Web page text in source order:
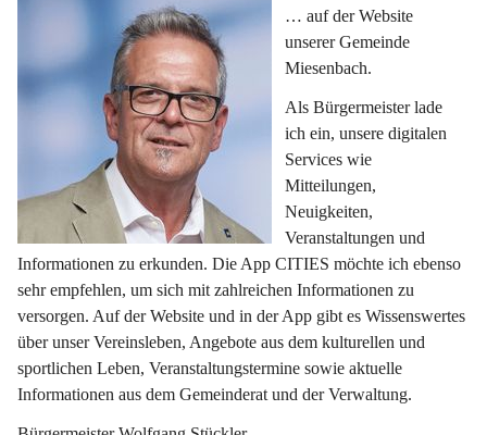
… auf der Website
unserer Gemeinde
Miesenbach.
Als Bürgermeister lade
ich ein, unsere digitalen
Services wie
Mitteilungen,
Neuigkeiten,
Veranstaltungen und
Informationen zu erkunden. Die App CITIES möchte ich ebenso
sehr empfehlen, um sich mit zahlreichen Informationen zu
versorgen. Auf der Website und in der App gibt es Wissenswertes
über unser Vereinsleben, Angebote aus dem kulturellen und
sportlichen Leben, Veranstaltungstermine sowie aktuelle
Informationen aus dem Gemeinderat und der Verwaltung.